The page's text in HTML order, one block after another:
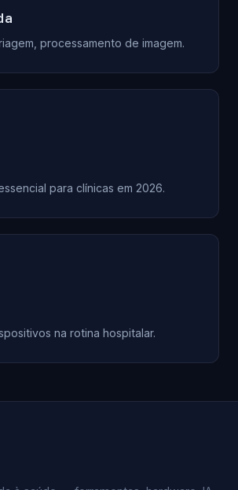
processamento de imagem.
para clínicas em 2026.
na rotina hospitalar.